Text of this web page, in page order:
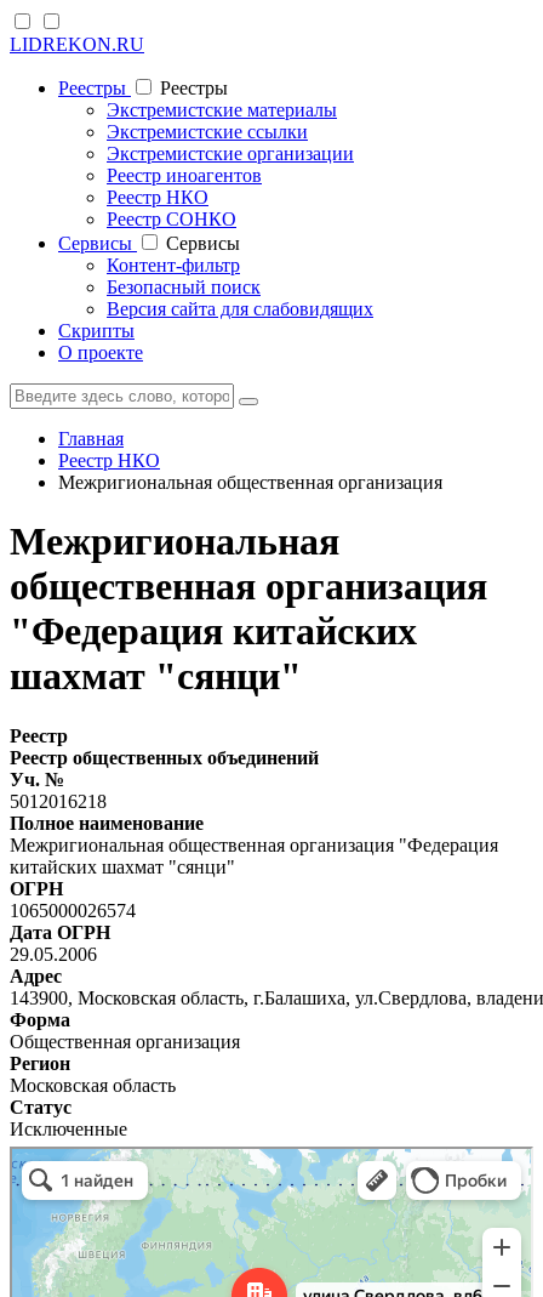
LIDREKON.RU
Реестры
Реестры
Экстремистские материалы
Экстремистские ссылки
Экстремистские организации
Реестр иноагентов
Реестр НКО
Реестр СОНКО
Cервисы
Cервисы
Контент-фильтр
Безопасный поиск
Версия сайта для слабовидящих
Скрипты
О проекте
Главная
Реестр НКО
Межригиональная общественная организация
Межригиональная
общественная организация
"Федерация китайских
шахмат "сянци"
Реестр
Реестр общественных объединений
Уч. №
5012016218
Полное наименование
Межригиональная общественная организация "Федерация
китайских шахмат "сянци"
ОГРН
1065000026574
Дата ОГРН
29.05.2006
Адрес
143900, Московская область, г.Балашиха, ул.Свердлова,
Форма
Общественная организация
Регион
Московская область
Статус
Исключенные